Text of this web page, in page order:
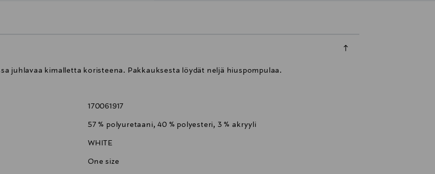
juhlavaa kimalletta koristeena. Pakkauksesta löydät neljä hiuspompulaa.
170061917
57 % polyuretaani, 40 % polyesteri, 3 % akryyli
WHITE
One size